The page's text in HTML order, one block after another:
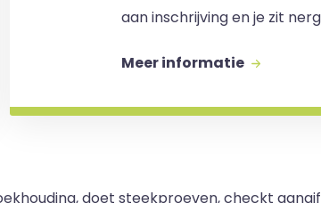
aan inschrijving en je zit
Meer informatie
doet steekproeven, checkt